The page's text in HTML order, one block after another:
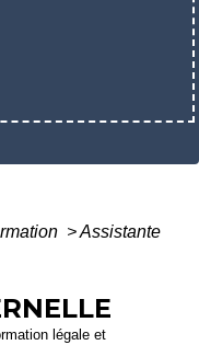
>Assistante
légale et